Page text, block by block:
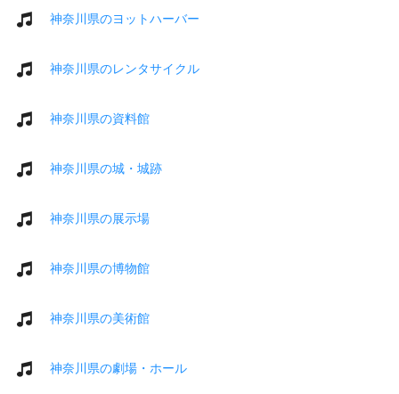
神奈川県のヨットハーバー
神奈川県のレンタサイクル
神奈川県の資料館
神奈川県の城・城跡
神奈川県の展示場
神奈川県の博物館
神奈川県の美術館
神奈川県の劇場・ホール